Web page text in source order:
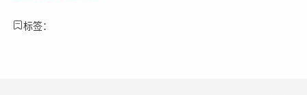
标签：